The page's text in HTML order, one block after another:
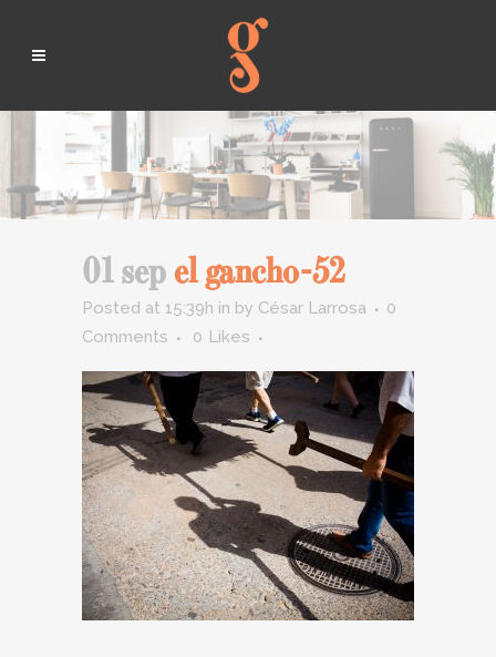
01 sep el gancho-52
Posted at 15:39h in by César Larrosa
0
Comments
0 Likes